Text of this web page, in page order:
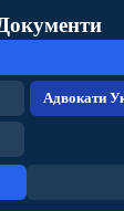
Адвокати